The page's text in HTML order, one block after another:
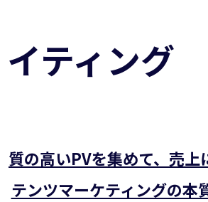
イティング
質の高いPVを集めて、売上
テンツマーケティングの本